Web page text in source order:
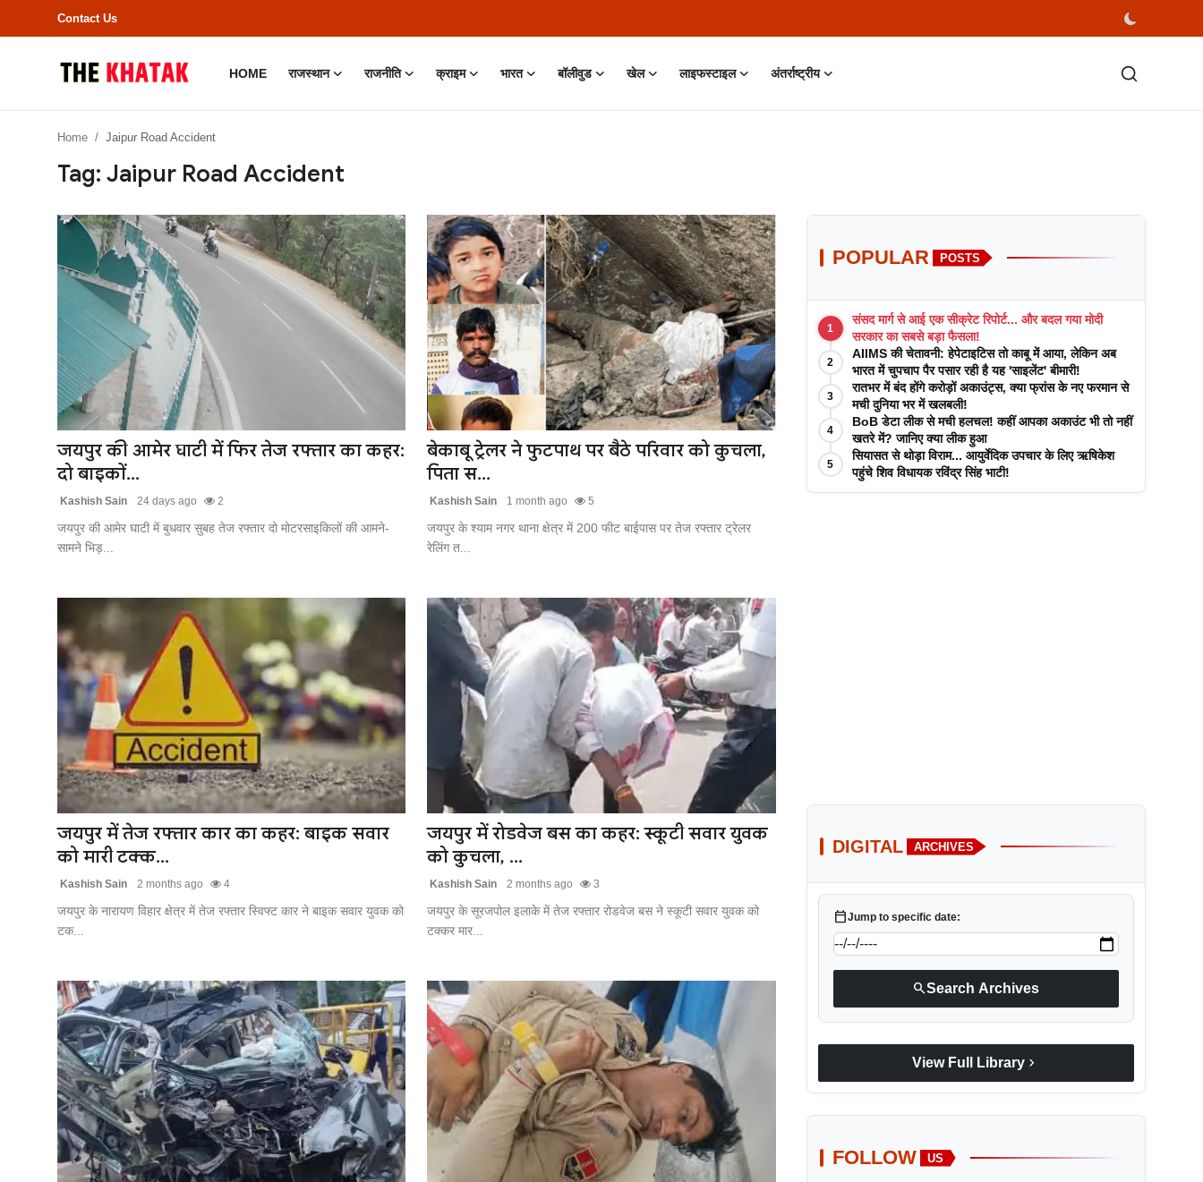
Contact Us
HOME राजस्थान राजनीति क्राइम भारत बॉलीवुड खेल लाइफस्टाइल अंतर्राष्ट्रीय
बॉलीवुड
लाइफस्टाइल
अंतर्राष्ट्रीय
Home Jaipur Road Accident
Tag: Jaipur Road Accident
जयपुर की आमेर घाटी में फिर तेज रफ्तार का कहर:
दो बाइकों...
Kashish Sain 24 days ago 2
जयपुर की आमेर घाटी में बुधवार सुबह तेज रफ्तार दो मोटरसाइकिलों की आमने-
सामने भिड़...
बेकाबू ट्रेलर ने फुटपाथ पर बैठे परिवार को कुचला,
पिता स...
Kashish Sain 1 month ago 5
जयपुर के श्याम नगर थाना क्षेत्र में 200 फीट बाईपास पर तेज रफ्तार ट्रेलर
रेलिंग त...
जयपुर में तेज रफ्तार कार का कहर: बाइक सवार
को मारी टक्क...
Kashish Sain 2 months ago 4
जयपुर के नारायण विहार क्षेत्र में तेज रफ्तार स्विफ्ट कार ने बाइक सवार युवक को
टक...
जयपुर में रोडवेज बस का कहर: स्कूटी सवार युवक
को कुचला, ...
Kashish Sain 2 months ago 3
जयपुर के सूरजपोल इलाके में तेज रफ्तार रोडवेज बस ने स्कूटी सवार युवक को
टक्कर मार...
POPULAR POSTS
1
संसद मार्ग से आई एक सीक्रेट रिपोर्ट... और बदल गया मोदी
सरकार का सबसे बड़ा फैसला!
2
AIIMS की चेतावनी: हेपेटाइटिस तो काबू में आया, लेकिन अब
भारत में चुपचाप पैर पसार रही है यह 'साइलेंट' बीमारी!
3
रातभर में बंद होंगे करोड़ों अकाउंट्स, क्या फ्रांस के नए फरमान से
मची दुनिया भर में खलबली!
4
BoB डेटा लीक से मची हलचल! कहीं आपका अकाउंट भी तो नहीं
खतरे में? जानिए क्या लीक हुआ
5
सियासत से थोड़ा विराम... आयुर्वेदिक उपचार के लिए ऋषिकेश
पहुंचे शिव विधायक रविंद्र सिंह भाटी!
DIGITAL ARCHIVES
calendar_todayJump to specific date:
searchSearch Archives
View Full Library chevron_right
FOLLOW US